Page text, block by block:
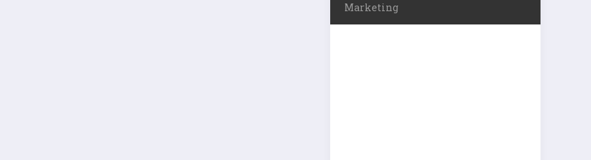
Marketing